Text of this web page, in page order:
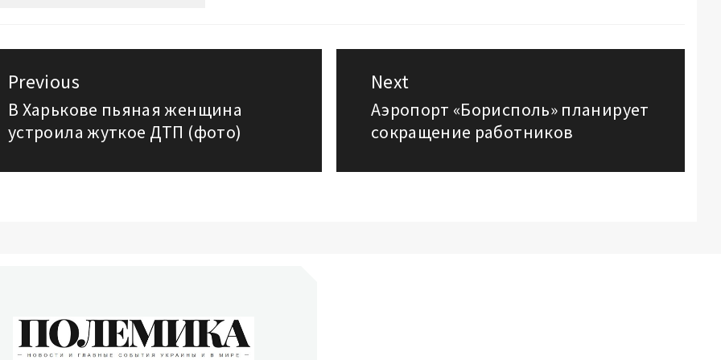
Previous
Previous
post:
В Харькове пьяная женщина
устроила жуткое ДТП (фото)
Next
Next
post:
Аэропорт «Борисполь» планирует
сокращение работников